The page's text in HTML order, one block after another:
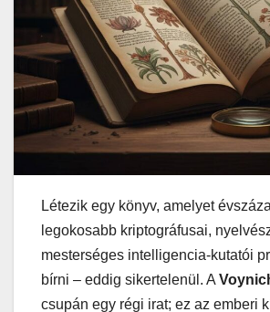
Létezik egy könyv, amelyet
legokosabb kriptográfusai,
mesterséges intelligencia-kutatói
bírni – eddig sikertelenül. A
csupán egy régi irat; ez az emberi